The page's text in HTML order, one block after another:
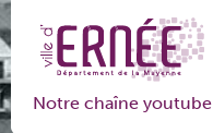
Notre chaîne youtube